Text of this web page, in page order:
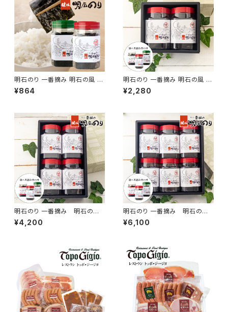
明石のり 一番摘み 明石の風 K-
00 48枚入
¥864
明石のり 一番摘み 明石の風 4
8枚×2本入
¥2,280
明石のり 一番摘み 明石の
風 48枚×4本入
¥4,200
明石のり 一番摘み 明石の
風 48枚×6本入
¥6,100